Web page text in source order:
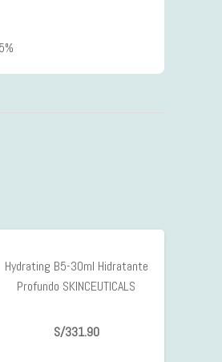
Hydrating B5-30ml Hidratante
Profundo SKINCEUTICALS
S/331.90